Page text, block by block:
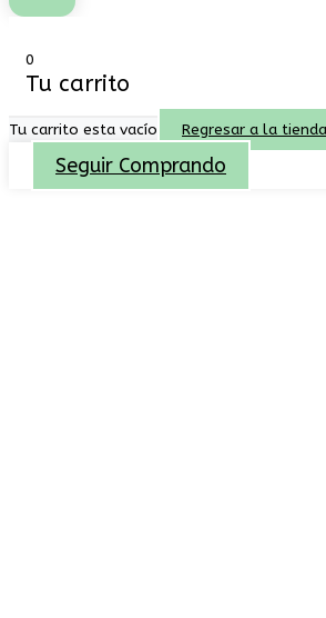
0
Tu carrito
Tu carrito esta vacío Regresar a la tienda
Seguir Comprando